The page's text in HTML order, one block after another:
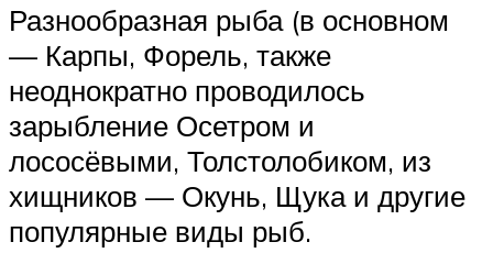
Разнообразная рыба (в основном
— Карпы, Форель, также
неоднократно проводилось
зарыбление Осетром и
лососёвыми, Толстолобиком, из
хищников — Окунь, Щука и другие
популярные виды рыб.